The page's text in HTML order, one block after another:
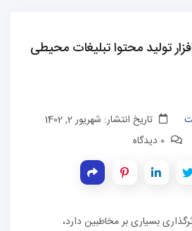
تولید محتوا تبلیغات محیطی
تاریخ انتشار: شهریور 2, 1402
بسیاری بر مخاطبین دارد،